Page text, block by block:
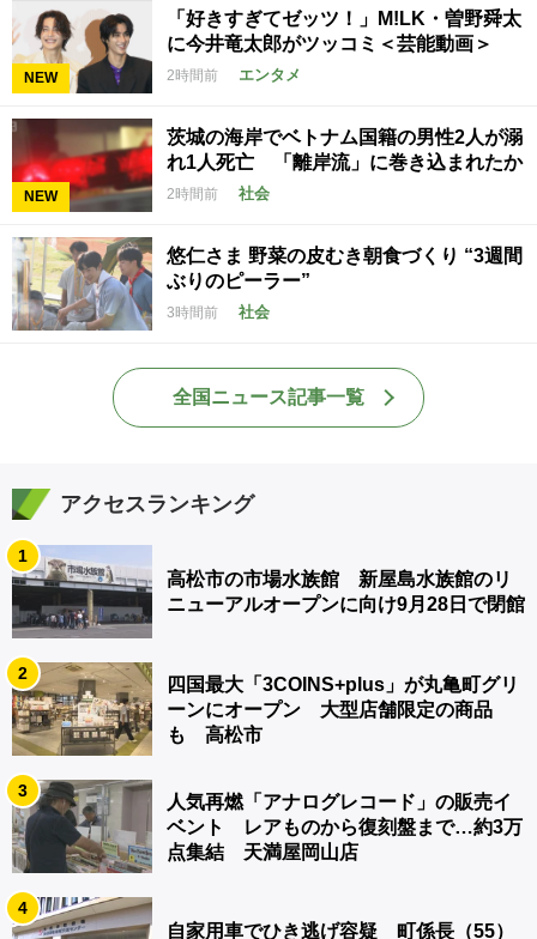
NEW
「好きすぎてゼッツ！」M!LK・曽野舜太
に今井竜太郎がツッコミ＜芸能動画＞
2時間前 エンタメ
NEW
茨城の海岸でベトナム国籍の男性2人が溺
れ1人死亡 「離岸流」に巻き込まれたか
2時間前 社会
悠仁さま 野菜の皮むき朝食づくり “3週間
ぶりのピーラー”
3時間前 社会
全国ニュース記事一覧
アクセスランキング
1
高松市の市場水族館 新屋島水族館のリ
ニューアルオープンに向け9月28日で閉館
2
四国最大「3COINS+plus」が丸亀町グリ
ーンにオープン 大型店舗限定の商品
も 高松市
3
人気再燃「アナログレコード」の販売イ
ベント レアものから復刻盤まで…約3万
点集結 天満屋岡山店
4
自家用車でひき逃げ容疑 町係長（55）